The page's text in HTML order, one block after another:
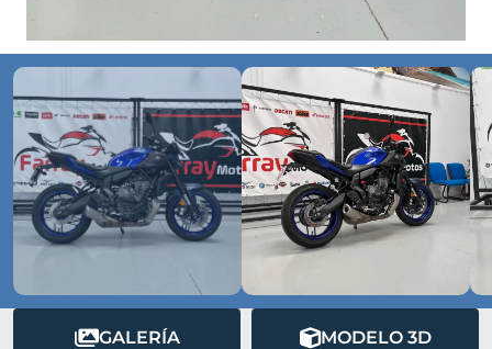
GALERÍA MODELO 3D